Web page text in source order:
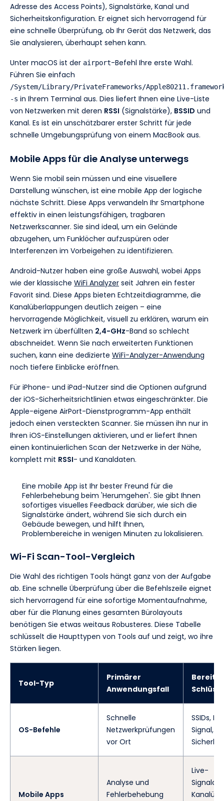
Adresse des Access Points), Signalstärke, Kanal und
Sicherheitskonfiguration. Er eignet sich hervorragend für
eine schnelle Überprüfung, ob Ihr Gerät das Netzwerk, das
Sie analysieren, überhaupt sehen kann.
Unter macOS ist der airport-Befehl Ihre erste Wahl.
Führen Sie einfach
/System/Library/PrivateFrameworks/
-s in Ihrem Terminal aus. Dies liefert Ihnen eine Live-Liste
von Netzwerken mit deren RSSI (Signalstärke), BSSID und
Kanal. Es ist ein unschätzbarer erster Schritt für jede
schnelle Umgebungsprüfung von einem MacBook aus.
Mobile Apps für die Analyse unterwegs
Wenn Sie mobil sein müssen und eine visuellere
Darstellung wünschen, ist eine mobile App der logische
nächste Schritt. Diese Apps verwandeln Ihr Smartphone
effektiv in einen leistungsfähigen, tragbaren
Netzwerkscanner. Sie sind ideal, um ein Gelände
abzugehen, um Funklöcher aufzuspüren oder
Interferenzen im Vorbeigehen zu identifizieren.
Android-Nutzer haben eine große Auswahl, wobei Apps
wie der klassische WiFi Analyzer seit Jahren ein fester
Favorit sind. Diese Apps bieten Echtzeitdiagramme, die
Kanalüberlappungen deutlich zeigen – eine
hervorragende Möglichkeit, visuell zu erklären, warum ein
Netzwerk im überfüllten 2,4-GHz-Band so schlecht
abschneidet. Wenn Sie nach erweiterten Funktionen
suchen, kann eine dedizierte WiFi-Analyzer-Anwendung
noch tiefere Einblicke eröffnen.
Für iPhone- und iPad-Nutzer sind die Optionen aufgrund
der iOS-Sicherheitsrichtlinien etwas eingeschränkter. Die
Apple-eigene AirPort-Dienstprogramm-App enthält
jedoch einen versteckten Scanner. Sie müssen ihn nur in
Ihren iOS-Einstellungen aktivieren, und er liefert Ihnen
einen kontinuierlichen Scan der Netzwerke in der Nähe,
komplett mit RSSI- und Kanaldaten.
Eine mobile App ist Ihr bester Freund für die
Fehlerbehebung beim 'Herumgehen'. Sie gibt Ihnen
sofortiges visuelles Feedback darüber, wie sich die
Signalstärke ändert, während Sie sich durch ein
Gebäude bewegen, und hilft Ihnen,
Problembereiche in wenigen Minuten zu lokalisieren.
Wi-Fi Scan-Tool-Vergleich
Die Wahl des richtigen Tools hängt ganz von der Aufgabe
ab. Eine schnelle Überprüfung über die Befehlszeile eignet
sich hervorragend für eine sofortige Momentaufnahme,
aber für die Planung eines gesamten Bürolayouts
benötigen Sie etwas weitaus Robusteres. Diese Tabelle
schlüsselt die Haupttypen von Tools auf und zeigt, wo ihre
Stärken liegen.
Tool-Typ
Primärer
Anwendungsfall
OS-Befehle
Schnelle
Netzwerkprüfungen
vor Ort
SSIDs,
Signal,
Mobile Apps
Analyse und
Fehlerbehebung
Live-